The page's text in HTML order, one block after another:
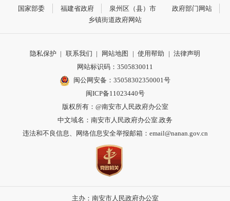
国家部委 福建省政府 泉州区（县）市
政府部门网站
乡镇街道政府网站
隐私保护 | 联系我们 | 网站地图 | 使用帮助 | 法律声明
网站标识码：3505830011
闽公网安备：35058302350001号
闽ICP备11023440号
版权所有：@南安市人民政府办公室
中文域名：南安市人民政府办公室.政务
违法和不良信息、网络信息安全举报邮箱：email@nanan.gov.cn
主办：南安市人民政府办公室